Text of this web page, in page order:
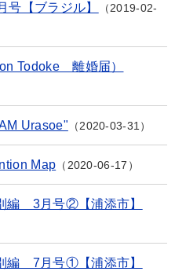
【ブラジル】
2019-02-
Todoke 離婚届）
Urasoe" 2020-03-31
Map 2020-06-17
編 3月号②【浦添市】
編 7月号①【浦添市】